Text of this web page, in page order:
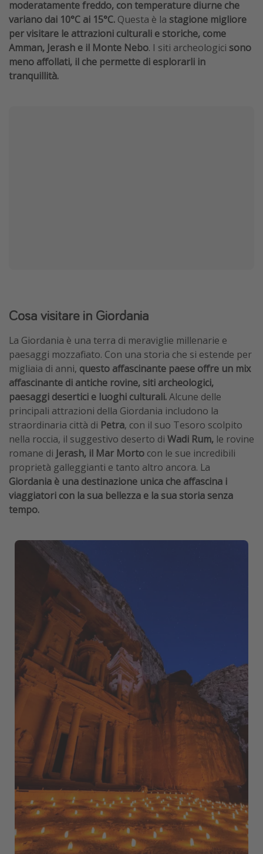
moderatamente freddo, con temperature diurne che
variano dai 10°C ai 15°C. Questa è la stagione migliore
per visitare le attrazioni culturali e storiche, come
Amman, Jerash e il Monte Nebo. I siti archeologici sono
meno affollati, il che permette di esplorarli in
tranquillità.
Cosa visitare in Giordania
La Giordania è una terra di meraviglie millenarie e
paesaggi mozzafiato. Con una storia che si estende per
migliaia di anni, questo affascinante paese offre un mix
affascinante di antiche rovine, siti archeologici,
paesaggi desertici e luoghi culturali.Alcune delle
principali attrazioni della Giordania includono la
straordinaria città di Petra, con il suo Tesoro scolpito
nella roccia, il suggestivo deserto di Wadi Rum, le rovine
romane di Jerash, il Mar Morto con le sue incredibili
proprietà galleggianti e tanto altro ancora. La
Giordania è una destinazione unica che affascina i
viaggiatori con la sua bellezza e la sua storia senza
tempo.